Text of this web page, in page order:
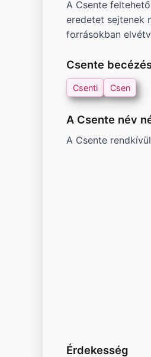
A Csente
eredetet sejtenek
forrásokban
Csente
Csenti Csen
A Csente név
A Csente
Érdekesség